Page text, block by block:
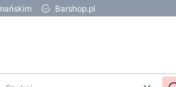
Barshop.pl